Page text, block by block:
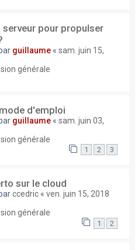
serveur pour propulser
guillaume « sam. juin 15,
générale
d'emploi
guillaume « sam. juin 03,
générale
1 2 3
sur le cloud
ccedric « ven. juin 15, 2018
générale
1 2